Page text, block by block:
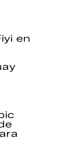
en